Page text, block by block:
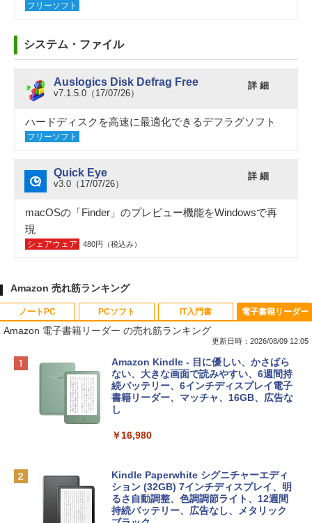
フリーソフト
システム・ファイル
Auslogics Disk Defrag Free
v7.1.5.0（17/07/26）
詳 細
ハードディスクを高速に最適化できるデフラグソフト
フリーソフト
Quick Eye
v3.0（17/07/26）
詳 細
macOSの「Finder」のプレビュー機能をWindowsで再
現
シェアウェア 480円（税込み）
Amazon 売れ筋ランキング
ノートPC
Apple 2026 MacBook Neo A18 Proチッ
プ搭載13インチノートブック：AIとAppl
e Intelligenceのために設計、Liquid Ret
inaディスプレイ、8GBユニファイドメモ
リ、256GB SSDストレージ、1080p Fac
tomtoc 360°保護 15.6 16インチ パソコ
ンケース Dell NEC Lavie ASUS HP dyna
book Lenovo対応
PCソフト
Robloxギフトカード - 800 Robux 【限
定バーチャルアイテムを含む】 【オンラ
インゲームコード】 ロブロックス | オン
ラインコード版
定バーチャルアイテムを含む】 【オンラ
インゲームコード】 ロブロックス |オン
ラインコード版
IT入門書
生成AIパスポート公式テキスト 第４版
￥1,766
￥1,292
電子書籍リーダー
Amazon 電子書籍リーダー の売れ筋ランキング
更新日時：2026/08/09 12:05
Amazon Kindle - 目に優しい、かさばら
ない、大きな画面で読みやすい、6週間持
続バッテリー、6インチディスプレイ電子
書籍リーダー、マッチャ、16GB、広告な
し
￥16,980
Kindle Paperwhite シグニチャーエディ
ション (32GB) 7インチディスプレイ、明
るさ自動調整、色調調節ライト、12週間
持続バッテリー、広告なし、メタリック